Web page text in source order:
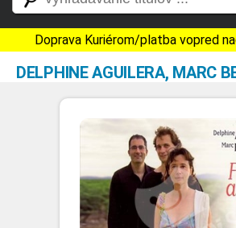
Doprava Kuriérom/platba vopred
DELPHINE AGUILERA, MARC